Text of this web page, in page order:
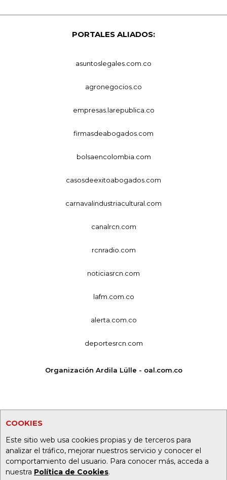
COOKIES
Este sitio web usa cookies propias y de terceros para
analizar el tráfico, mejorar nuestros servicio y conocer el
comportamiento del usuario. Para conocer más, acceda a
nuestra Política de Cookies.
PORTALES ALIADOS:
asuntoslegales.com.co
agronegocios.co
empresas.larepublica.co
firmasdeabogados.com
bolsaencolombia.com
casosdeexitoabogados.com
carnavalindustriacultural.com
canalrcn.com
rcnradio.com
noticiasrcn.com
lafm.com.co
alerta.com.co
deportesrcn.com
Organización Ardila Lülle - oal.com.co